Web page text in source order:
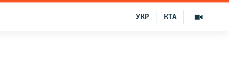
КТА
УКР